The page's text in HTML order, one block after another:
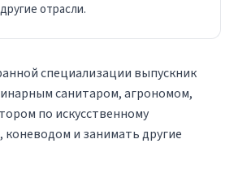
другие отрасли.
специализации выпускник
санитаром, агрономом,
по искусственному
и занимать другие